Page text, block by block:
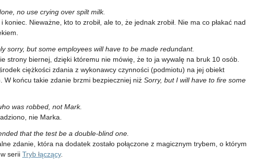
no use crying over spilt milk.
i koniec. Nieważne, kto to zrobił, ale to, że jednak zrobił. Nie ma co płakać nad
sorry, but some employees will have to be made redundant.
strony biernej, dzięki któremu nie mówię, że to ja wywalę na bruk 10 osób.
ciężkości zdania z wykonawcy czynności (podmiotu) na jej obiekt
W końcu takie zdanie brzmi bezpieczniej niż Sorry, but I will have to fire some
was robbed, not Mark.
nie Marka.
that the test be a double-blind one.
zdanie, która na dodatek zostało połączone z magicznym trybem, o którym
serii Tryb łączący.